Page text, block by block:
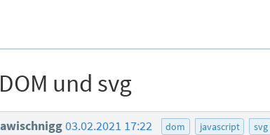
DOM und svg
03.02.2021 17:22 dom javascript svg